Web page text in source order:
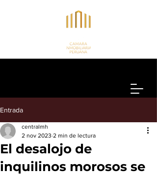
Entrada
El desalojo de
inquilinos morosos se
centralmh
2 nov 2023 2 min de lectura